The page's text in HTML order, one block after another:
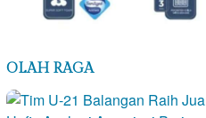
OLAH RAGA